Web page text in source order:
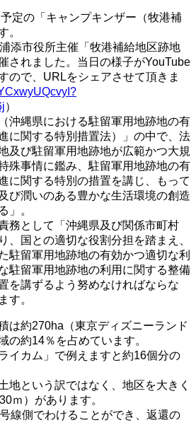
定の「キャンプキンザー（牧港補
。
添市役所主催「牧港補給地区跡地
されました。当日の様子がYouTube
ので、URLをシェアさせて頂きま
）
沖縄県における駐留軍⽤地跡地の有
に関する特別措置法）」の中で、法
及び駐留軍⽤地跡地が広範かつ⼤規
殊事情に鑑み、駐留軍⽤地跡地の有
に関する特別の措置を講じ、もって
び潤いのある豊かな⽣活環境の創造
」。
務として「沖縄県及び関係市町村
、国との適切な役割分担を踏まえ、
駐留軍⽤地跡地の有効かつ適切な利
駐留軍⽤地跡地の利⽤に関する整備
を講ずるよう努めなければならな
す。
は約270ha（東京ディズニーランド
の約14％を占めています。
イカム」で例えますと約16個分の
地という訳ではなく、地区を大きく
ｍ）があります。
線側でわけることができ、返還の